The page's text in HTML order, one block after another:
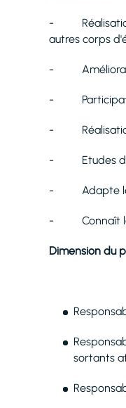
- Réalisation
autres corps
-
-
-
- Etudes de
- Adapte les
- Connaît les
Dimension du
sortants